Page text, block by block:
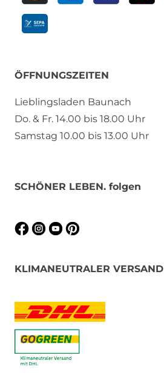
ÖFFNUNGSZEITEN
Lieblingsladen Baunach
Do. & Fr. 14.00 bis 18.00 Uhr
Samstag 10.00 bis 13.00 Uhr
SCHÖNER LEBEN. folgen
KLIMANEUTRALER VERSAND